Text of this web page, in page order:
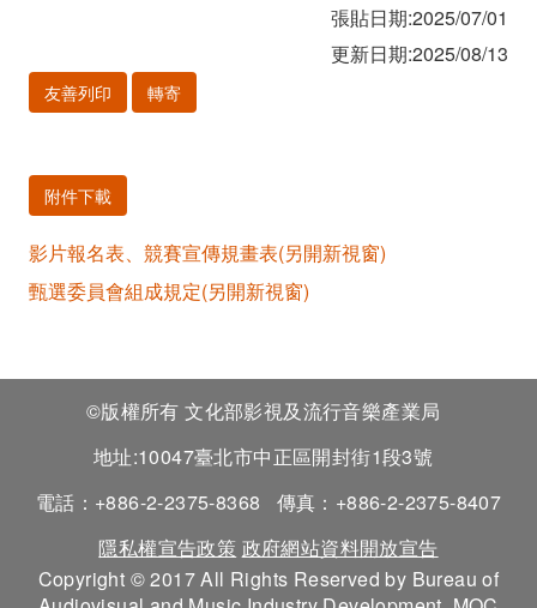
張貼日期:2025/07/01
更新日期:2025/08/13
友善列印 轉寄
附件下載
影片報名表、競賽宣傳規畫表(另開新視窗)
甄選委員會組成規定(另開新視窗)
©版權所有 文化部影視及流行音樂產業局
地址:10047臺北市中正區開封街1段3號
電話：+886-2-2375-8368
傳真：+886-2-2375-8407
隱私權宣告政策 政府網站資料開放宣告
Copyright © 2017 All Rights Reserved by Bureau of